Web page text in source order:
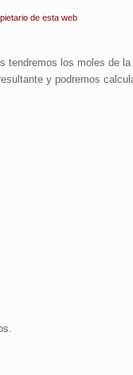
de esta web
tendremos los moles de la
y podremos